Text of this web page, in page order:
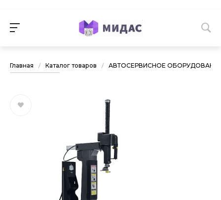
Главная / Каталог товаров / АВТОСЕРВИСНОЕ